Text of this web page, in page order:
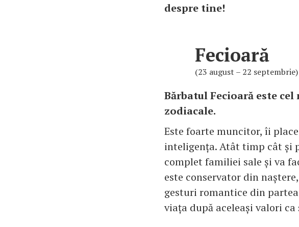
despre tine!
Fecioară
(23 august – 22 septembrie)
Bărbatul Fecioară este
zodiacale.
Este foarte muncitor, îi
inteligența. Atât timp cât și
complet familiei sale și va
este conservator din
gesturi romantice din
viața după aceleași valori